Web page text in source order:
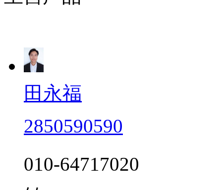
田永福
2850590590
010-64717020